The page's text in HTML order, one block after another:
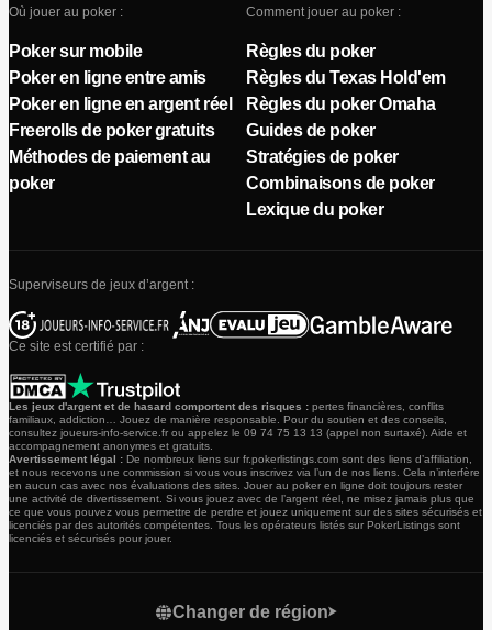
Où jouer au poker :
Poker sur mobile
Poker en ligne entre amis
Poker en ligne en argent réel
Freerolls de poker gratuits
Méthodes de paiement au
poker
Comment jouer au poker :
Règles du poker
Règles du Texas Hold'em
Règles du poker Omaha
Guides de poker
Stratégies de poker
Combinaisons de poker
Lexique du poker
Superviseurs de jeux d’argent :
Ce site est certifié par :
Les jeux d'argent et de hasard comportent des risques : pertes financières, conflits
familiaux, addiction… Jouez de manière responsable. Pour du soutien et des conseils,
consultez joueurs-info-service.fr ou appelez le 09 74 75 13 13 (appel non surtaxé). Aide et
accompagnement anonymes et gratuits.
Avertissement légal : De nombreux liens sur fr.pokerlistings.com sont des liens d’affiliation,
et nous recevons une commission si vous vous inscrivez via l’un de nos liens. Cela n’interfère
en aucun cas avec nos évaluations des sites. Jouer au poker en ligne doit toujours rester
une activité de divertissement. Si vous jouez avec de l’argent réel, ne misez jamais plus que
ce que vous pouvez vous permettre de perdre et jouez uniquement sur des sites sécurisés et
licenciés par des autorités compétentes. Tous les opérateurs listés sur PokerListings sont
licenciés et sécurisés pour jouer.
Changer de région